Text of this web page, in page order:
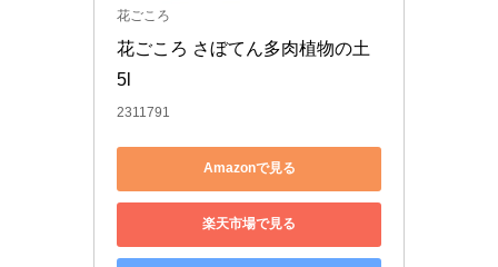
花ごころ
花ごころ さぼてん多肉植物の土
5l
2311791
Amazonで見る
楽天市場で見る